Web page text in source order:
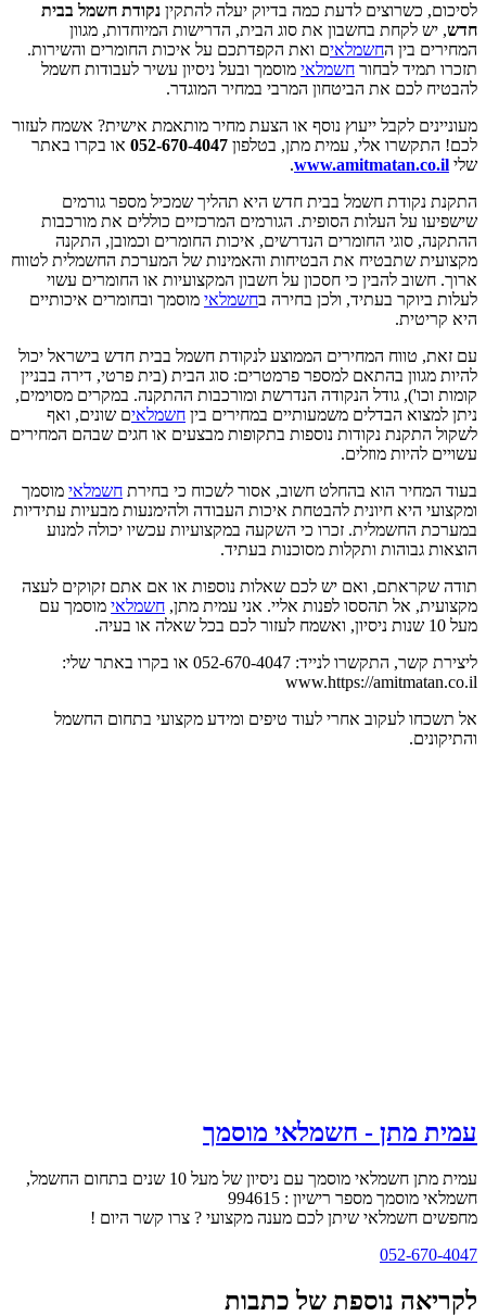
לסיכום, כשרוצים לדעת כמה בדיוק יעלה להתקין נקודת חשמל בבית
חדש, יש לקחת בחשבון את סוג הבית, הדרישות המיוחדות, מגוון
המחירים בין החשמלאים ואת הקפדתכם על איכות החומרים והשירות.
תזכרו תמיד לבחור חשמלאי מוסמך ובעל ניסיון עשיר לעבודות חשמל
להבטיח לכם את הביטחון המרבי במחיר המוגדר.
מעוניינים לקבל ייעוץ נוסף או הצעת מחיר מותאמת אישית? אשמח לעזור
לכם! התקשרו אלי, עמית מתן, בטלפון 052-670-4047 או בקרו באתר
שלי www.amitmatan.co.il
.
התקנת נקודת חשמל בבית חדש היא תהליך שמכיל מספר גורמים
שישפיעו על העלות הסופית. הגורמים המרכזיים כוללים את מורכבות
ההתקנה, סוגי החומרים הנדרשים, איכות החומרים וכמובן, התקנה
מקצועית שתבטיח את הבטיחות והאמינות של המערכת החשמלית לטווח
ארוך. חשוב להבין כי חסכון על חשבון המקצועיות או החומרים עשוי
לעלות ביוקר בעתיד, ולכן בחירה בחשמלאי מוסמך ובחומרים איכותיים
היא קריטית.
עם זאת, טווח המחירים הממוצע לנקודת חשמל בבית חדש בישראל יכול
להיות מגוון בהתאם למספר פרמטרים: סוג הבית (בית פרטי, דירה בבניין
קומות וכו'), גודל הנקודה הנדרשת ומורכבות ההתקנה. במקרים מסוימים,
ניתן למצוא הבדלים משמעותיים במחירים בין חשמלאים שונים, ואף
לשקול התקנת נקודות נוספות בתקופות מבצעים או חגים שבהם המחירים
עשויים להיות מוזלים.
בעוד המחיר הוא בהחלט חשוב, אסור לשכוח כי בחירת חשמלאי מוסמך
ומקצועי היא חיונית להבטחת איכות העבודה ולהימנעות מבעיות עתידיות
במערכת החשמלית. זכרו כי השקעה במקצועיות עכשיו יכולה למנוע
הוצאות גבוהות ותקלות מסוכנות בעתיד.
תודה שקראתם, ואם יש לכם שאלות נוספות או אם אתם זקוקים לעצה
מקצועית, אל תהססו לפנות אליי. אני עמית מתן, חשמלאי מוסמך עם
מעל 10 שנות ניסיון, ואשמח לעזור לכם בכל שאלה או בעיה.
ליצירת קשר, התקשרו לנייד: 052-670-4047 או בקרו באתר שלי:
www.https://amitmatan.co.il
אל תשכחו לעקוב אחרי לעוד טיפים ומידע מקצועי בתחום החשמל
והתיקונים.
עמית מתן - חשמלאי מוסמך
עמית מתן חשמלאי מוסמך עם ניסיון של מעל 10 שנים בתחום החשמל,
חשמלאי מוסמך מספר רישיון : 994615
מחפשים חשמלאי שיתן לכם מענה מקצועי ? צרו קשר היום !
052-670-4047
לקריאה נוספת של כתבות